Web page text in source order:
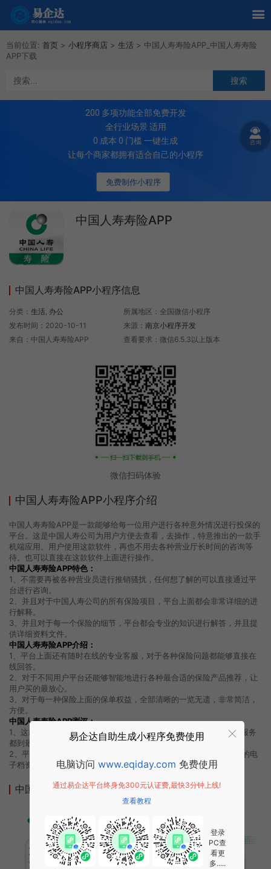
当前位置: 首页 > 小程序商店 > 生活 > 中国人寿寿险APP_中国人寿寿险
APP下载
免费制作小程序
200 多项功能全部免费开发
全行业场景 适用
0 成本 0 门槛 一键生成
让每个商家都拥有适合自己的小程序
中国人寿寿险APP
中国人寿寿险APP小程序信息
分类： 生活, 办公
发布时间：2020-10-11
来自：中国人寿寿险APP
所属地区：全国微信小程序
来源：南京小程序开发
查看要求：微信6.5.3以上版本
微信扫码体验
中国人寿寿险APP小程序介绍
中国人寿寿险APP是一款能够给每一位用户进行各种意外情况进行投保的
平台。这是中国人寿公司为用户方便去查看，去操作，特意推出的一款手
机端应用。用户使用这款软件，再也不用去各种营业厅长时间的咨询等
待。也可以直接在这款软件上面进行操作。
中国人寿寿险APP特色：
1、不需要再被各种营业员进行推销骚扰，任何想了解的可以直接通过平
台进行咨询。
2、并且对于中国人寿公司的所有保险项目，平台上面都会非常详细的进
行解释。
3、并且对于每一个保险的细节，平台都会专业的知识进行解答，并且提
供详细资料文件。
中国人寿寿险APP介绍：
1、平台上面还有随时在线的专业客服，对于各种保险问题都能够直接在
线回答。
2、对于不同用户平台还能够智能地进行各种最合适的保险产品推荐，让
用户买的最放心。
3、对于每一种保险上面的保单权益，全部清晰的一览无遗，非常简洁，
方便。
中国人寿寿险APP测评：
1、这款软件还能够帮助用户进行意见签收回访，将各种需求，各种服务
都到最好。
2、平台上面也能够进行各种保险的申请与办理，直接提供各种相关的电
子档资料。
中国人寿寿险APP小程序截图
易企达自助生成小程序免费使用
电脑访问 www.eqiday.com 免费使用
通过易企达平台终身免300元认证费,最快3分钟上线!
查看教程
登录
PC查
看更
多.....